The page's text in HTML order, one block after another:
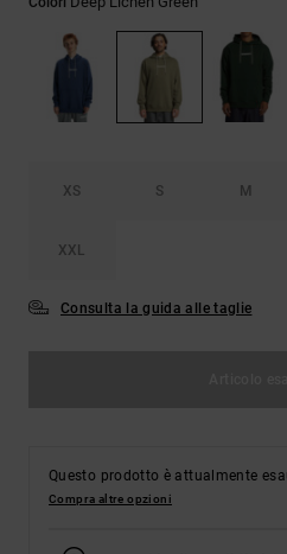
alle
domande
frequenti e
accedi al
XS S M
XXL
Consulta la guida alle taglie
Questo prodotto è attualmente
Compra altre opzioni